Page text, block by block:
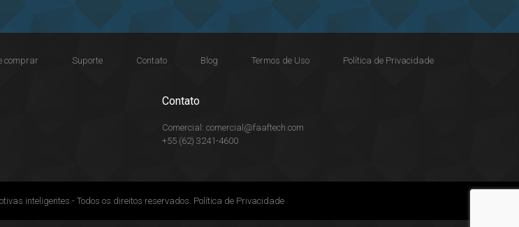
comprar Suporte Contato Blog Termos de Uso Política de Privacidade
Contato
Comercial:comercial@faaftech.com
+55 (62) 3241-4600
inteligentes - Todos os direitos reservados. Política de Privacidade